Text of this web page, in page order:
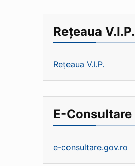
Rețeaua V.I.P.
Rețeaua V.I.P.
E-Consultare
e-consultare.gov.ro